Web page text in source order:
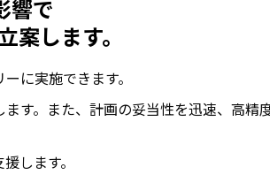
響で
します。
に実施できます。
す。また、計画の妥当性を迅速、高精
します。